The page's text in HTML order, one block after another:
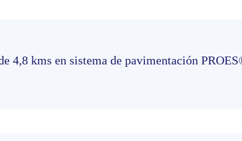
4,8 kms en sistema de pavimentación